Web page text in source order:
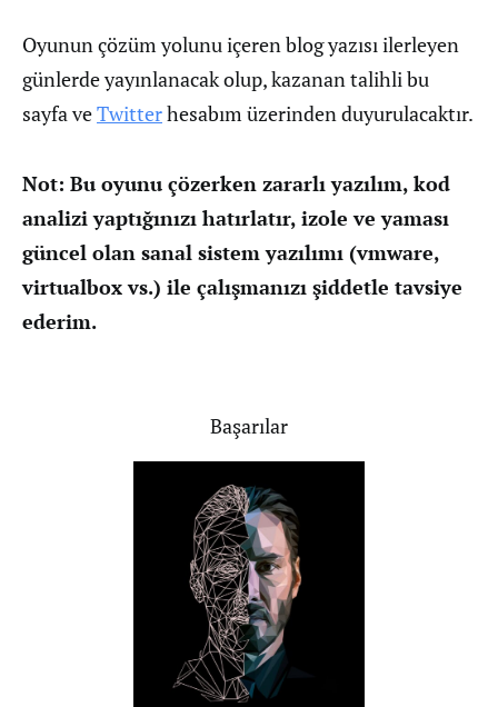
Oyunun çözüm yolunu içeren blog yazısı ilerleyen
günlerde yayınlanacak olup, kazanan talihli bu
sayfa veTwitterhesabım üzerinden duyurulacaktır.
Not: Bu oyunu çözerken zararlı yazılım, kod
analizi yaptığınızı hatırlatır, izole ve yaması
güncel olan sanal sistem yazılımı (vmware,
virtualbox vs.) ile çalışmanızı şiddetle tavsiye
ederim.
Başarılar